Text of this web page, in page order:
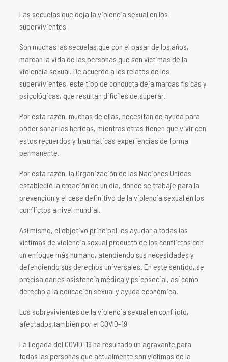
Las secuelas que deja la violencia sexual en los
supervivientes
Son muchas las secuelas que con el pasar de los años,
marcan la vida de las personas que son víctimas de la
violencia sexual. De acuerdo a los relatos de los
supervivientes, este tipo de conducta deja marcas físicas y
psicológicas, que resultan difíciles de superar.
Por esta razón, muchas de ellas, necesitan de ayuda para
poder sanar las heridas, mientras otras tienen que vivir con
estos recuerdos y traumáticas experiencias de forma
permanente.
Por esta razón, la Organización de las Naciones Unidas
estableció la creación de un día, donde se trabaje para la
prevención y el cese definitivo de la violencia sexual en los
conflictos a nivel mundial.
Así mismo, el objetivo principal, es ayudar a todas las
víctimas de violencia sexual producto de los conflictos con
un enfoque más humano, atendiendo sus necesidades y
defendiendo sus derechos universales. En este sentido, se
precisa darles asistencia médica y psicosocial, así como
derecho a la educación sexual y ayuda económica.
Los sobrevivientes de la violencia sexual en conflicto,
afectados también por el COVID-19
La llegada del COVID-19 ha resultado un agravante para
todas las personas que actualmente son víctimas de la